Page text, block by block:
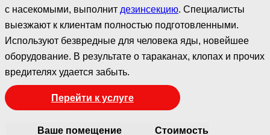
с насекомыми, выполнит дезинсекцию. Специалисты
выезжают к клиентам полностью подготовленными.
Используют безвредные для человека яды, новейшее
оборудование. В результате о тараканах, клопах и прочих
вредителях удается забыть.
Перейти к услуге
Ваше помещение Стоимость